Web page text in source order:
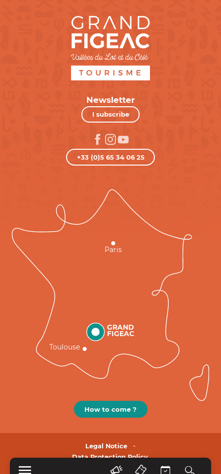
Newsletter
I subscribe
+33 (0)5 65 34 06 25
GRAND
FIGEAC
Toulouse
Paris
How to come ?
Legal Notice
Data Protection Policy.